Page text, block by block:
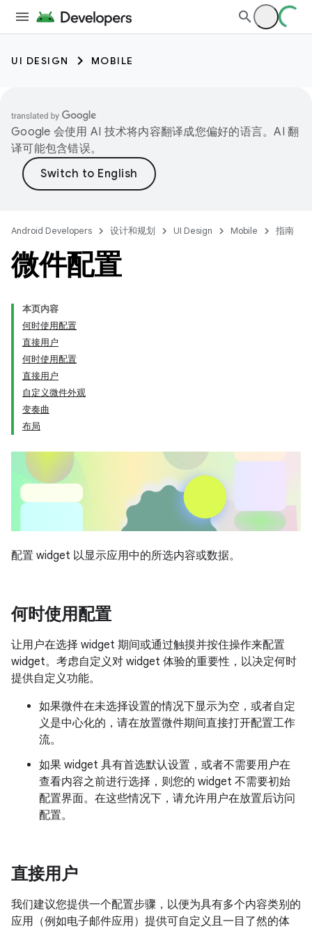
UI DESIGN MOBILE
Google 会使用 AI 技术将内容翻译成您偏好的语言。AI 翻
译可能包含错误。
Android Developers 设计和规划 UI Design Mobile 指南
微件配置
本页内容
何时使用配置
直接用户
何时使用配置
直接用户
自定义微件外观
变奏曲
布局
配置 widget 以显示应用中的所选内容或数据。
何时使用配置
让用户在选择 widget 期间或通过触摸并按住操作来配置
widget。考虑自定义对 widget 体验的重要性，以决定何时
提供自定义功能。
如果微件在未选择设置的情况下显示为空，或者自定
义是中心化的，请在放置微件期间直接打开配置工作
流。
如果 widget 具有首选默认设置，或者不需要用户在
查看内容之前进行选择，则您的 widget 不需要初始
配置界面。在这些情况下，请允许用户在放置后访问
配置。
直接用户
我们建议您提供一个配置步骤，以便为具有多个内容类别的
应用（例如电子邮件应用）提供可自定义且一目了然的体